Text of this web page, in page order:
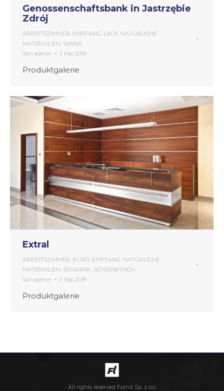
Genossenschaftsbank in Jastrzębie
Zdrój
ARBEITSZIMMER EMPFANG LACK NATÜRLICHE
MATERIALIEN WAND
Von admin 2 Mai 2019
Produktgalerie
Extral
ARBEITSZIMMER, BÜRO, EMPFANG, NATÜRLICHE
MATERIALIEN, SCHRANK, SCHREIBTISCH
Von admin 2 Mai 2019
Produktgalerie
All rights reserved Fornit Sp. z o.o.